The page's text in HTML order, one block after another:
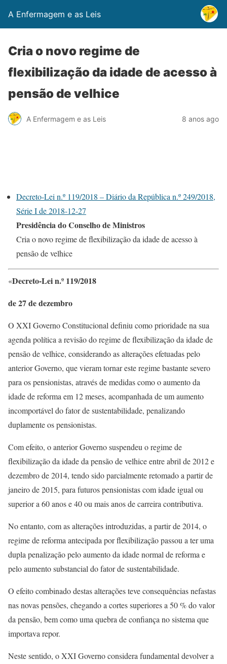
A Enfermagem e as Leis
Cria o novo regime de
flexibilização da idade de acesso à
pensão de velhice
A Enfermagem e as Leis 8 anos ago
Decreto-Lei n.º 119/2018 – Diário da República n.º 249/2018,
Série I de 2018-12-27
Presidência do Conselho de Ministros
Cria o novo regime de flexibilização da idade de acesso à
pensão de velhice
«Decreto-Lei n.º 119/2018
de 27 de dezembro
O XXI Governo Constitucional definiu como prioridade na sua
agenda política a revisão do regime de flexibilização da idade de
pensão de velhice, considerando as alterações efetuadas pelo
anterior Governo, que vieram tornar este regime bastante severo
para os pensionistas, através de medidas como o aumento da
idade de reforma em 12 meses, acompanhada de um aumento
incomportável do fator de sustentabilidade, penalizando
duplamente os pensionistas.
Com efeito, o anterior Governo suspendeu o regime de
flexibilização da idade da pensão de velhice entre abril de 2012 e
dezembro de 2014, tendo sido parcialmente retomado a partir de
janeiro de 2015, para futuros pensionistas com idade igual ou
superior a 60 anos e 40 ou mais anos de carreira contributiva.
No entanto, com as alterações introduzidas, a partir de 2014, o
regime de reforma antecipada por flexibilização passou a ter uma
dupla penalização pelo aumento da idade normal de reforma e
pelo aumento substancial do fator de sustentabilidade.
O efeito combinado destas alterações teve consequências nefastas
nas novas pensões, chegando a cortes superiores a 50 % do valor
da pensão, bem como uma quebra de confiança no sistema que
importava repor.
Neste sentido, o XXI Governo considera fundamental devolver a